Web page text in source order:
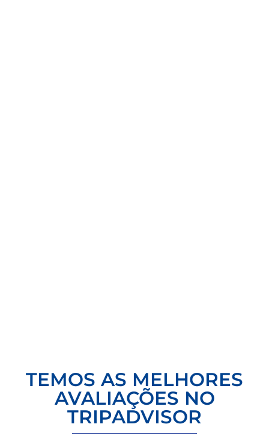
TEMOS AS MELHORES
AVALIAÇÕES NO
TRIPADVISOR